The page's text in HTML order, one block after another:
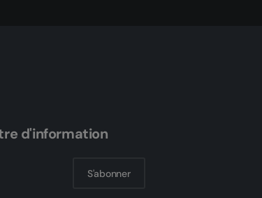
d'information
S'abonner